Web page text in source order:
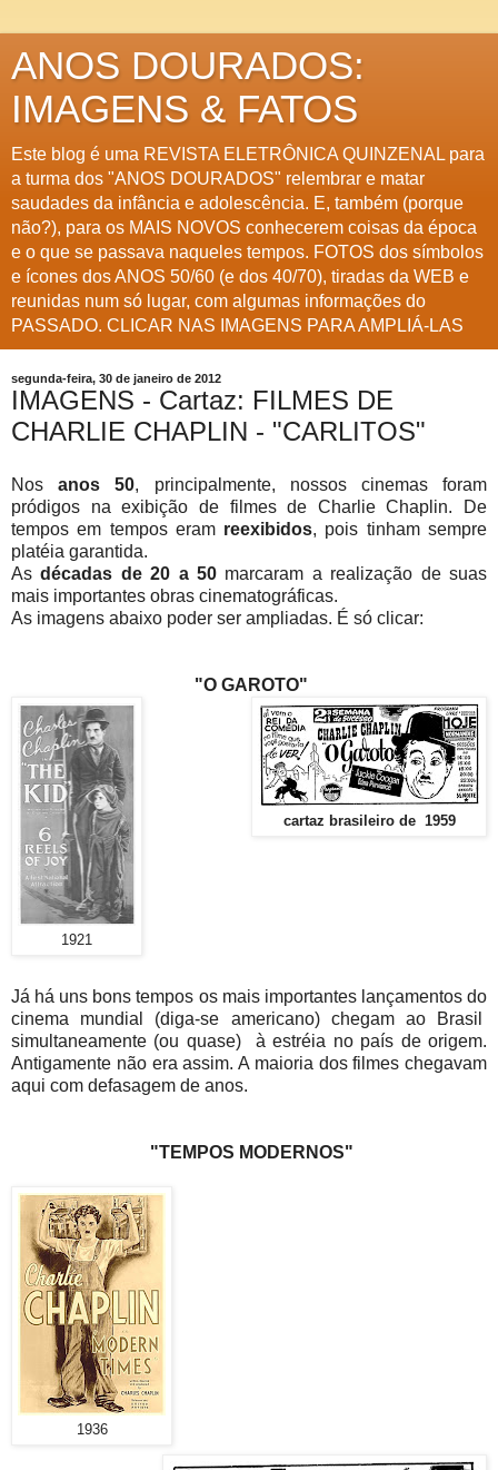
ANOS DOURADOS:
IMAGENS & FATOS
Este blog é uma REVISTA ELETRÔNICA QUINZENAL para
a turma dos "ANOS DOURADOS" relembrar e matar
saudades da infância e adolescência. E, também (porque
não?), para os MAIS NOVOS conhecerem coisas da época
e o que se passava naqueles tempos. FOTOS dos símbolos
e ícones dos ANOS 50/60 (e dos 40/70), tiradas da WEB e
reunidas num só lugar, com algumas informações do
PASSADO. CLICAR NAS IMAGENS PARA AMPLIÁ-LAS
segunda-feira, 30 de janeiro de 2012
IMAGENS - Cartaz: FILMES DE
CHARLIE CHAPLIN - "CARLITOS"
Nosanos 50, principalmente, nossos cinemas foram
pródigos na exibição de filmes de Charlie Chaplin. De
tempos em tempos eram reexibidos, pois tinham sempre
platéia garantida.
Asdécadas de 20 a 50 marcaram a realização de suas
mais importantes obras cinematográficas.
As imagens abaixo poder ser ampliadas. É só clicar:
"O GAROTO"
1921
cartaz brasileiro de 1959
Já há uns bons tempos os mais importantes lançamentos do
cinema mundial (diga-se americano) chegam ao Brasil
simultaneamente (ou quase) à estréia no país de origem.
Antigamente não era assim. A maioria dos filmes chegavam
aqui com defasagem de anos.
"TEMPOS MODERNOS"
1936